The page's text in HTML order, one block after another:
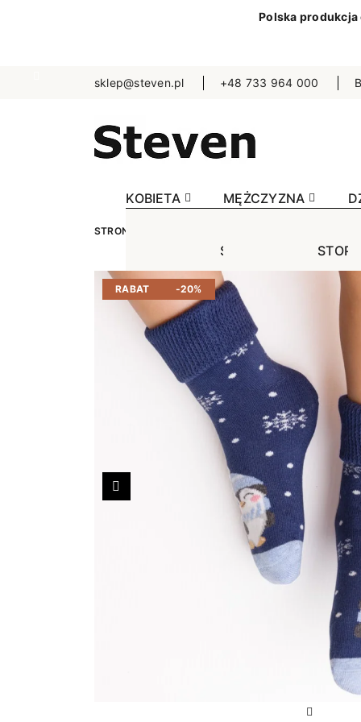
Polska produkcja
sklep@steven.pl +48 733 964 000
KOBIETA
STOPKI
Jednokolorowe
Niewidoczne
Wzorowane
Bezuciskowe
Sportowe
Antypoślizgowe
Ciepłe
Do
RAJSTOPY
Ciepłe
MĘŻCZYZNA
STOPKI
Ciepłe
STRONA GŁÓWNA
RABAT -20%
Poprzedni